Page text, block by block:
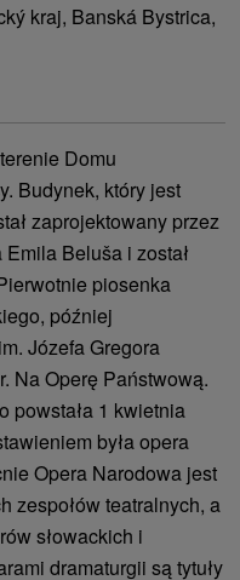
kraj, Banská Bystrica,
Domu
Budynek, który jest
zaprojektowany przez
Beluša i został
piosenka
później
Józefa Gregora
Na Operę Państwową.
powstała 1 kwietnia
była opera
Opera Narodowa jest
zespołów teatralnych, a
słowackich i
dramaturgii są tytuły